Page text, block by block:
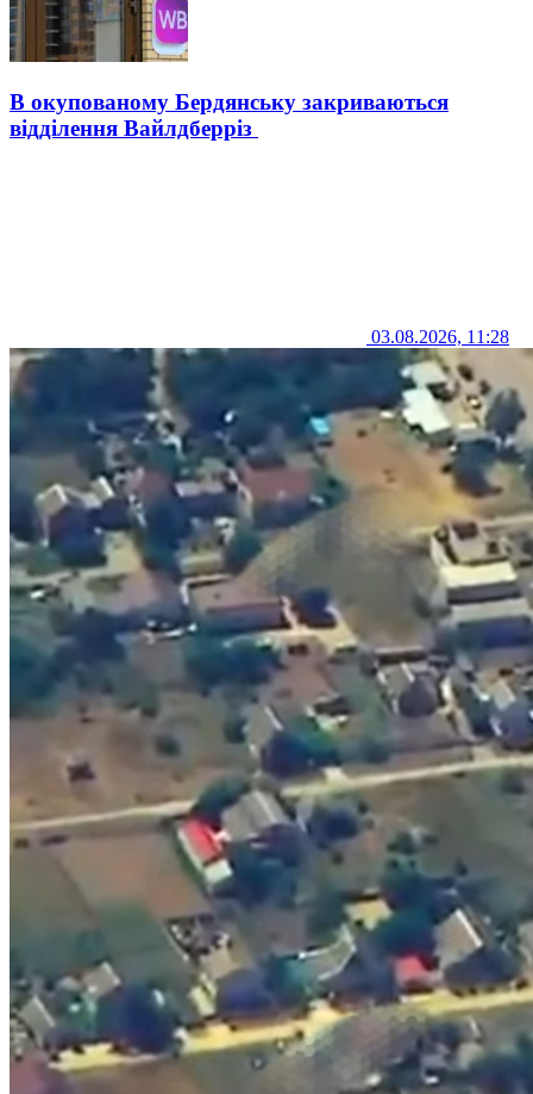
В окупованому Бердянську закриваються
відділення Вайлдберріз
03.08.2026, 11:28